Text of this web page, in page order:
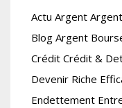
Actu Argent
Blog Argent
Crédit Crédit &
Devenir Riche
Endettement